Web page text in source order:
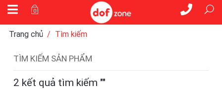
0
Trang chủ Tìm kiếm
TÌM KIẾM SẢN PHẨM
2 kết quả tìm kiếm ""